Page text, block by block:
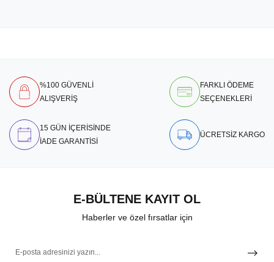
%100 GÜVENLİ
ALIŞVERİŞ
FARKLI ÖDEME
SEÇENEKLERİ
15 GÜN İÇERİSİNDE
İADE GARANTİSİ
ÜCRETSİZ KARGO
E-BÜLTENE KAYIT OL
Haberler ve özel fırsatlar için